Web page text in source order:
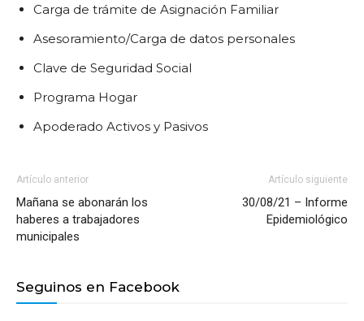
Carga de trámite de Asignación Familiar
Asesoramiento/Carga de datos personales
Clave de Seguridad Social
Programa Hogar
Apoderado Activos y Pasivos
Artículo anterior
Mañana se abonarán los
haberes a trabajadores
municipales
Artículo siguiente
30/08/21 – Informe
Epidemiológico
Seguinos en Facebook